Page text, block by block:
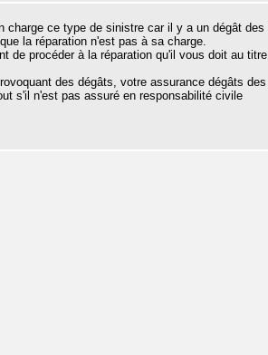
charge ce type de sinistre car il y a un dégât des
la réparation n'est pas à sa charge.
de procéder à la réparation qu'il vous doit au titre
des dégâts, votre assurance dégâts des
s'il n'est pas assuré en responsabilité civile